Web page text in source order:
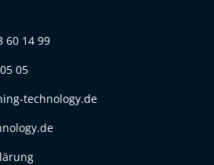
60 14 99
05
technology.de